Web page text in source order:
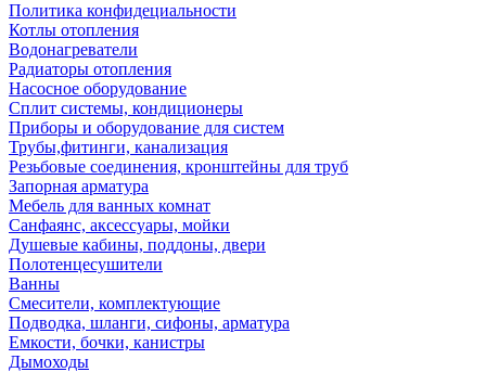
Политика конфидециальности
Котлы отопления
Водонагреватели
Радиаторы отопления
Насосное оборудование
Сплит системы, кондиционеры
Приборы и оборудование для систем
Трубы,фитинги, канализация
Резьбовые соединения, кронштейны для труб
Запорная арматура
Мебель для ванных комнат
Санфаянс, аксессуары, мойки
Душевые кабины, поддоны, двери
Полотенцесушители
Ванны
Смесители, комплектующие
Подводка, шланги, сифоны, арматура
Емкости, бочки, канистры
Дымоходы